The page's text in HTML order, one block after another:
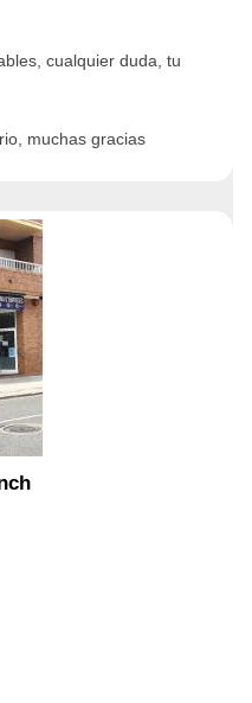
cualquier duda, tu
muchas gracias